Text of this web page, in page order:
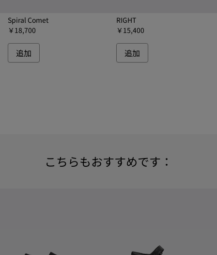
Spiral Comet
￥18,700
追加
RIGHT
￥15,400
追加
こちらもおすすめです：